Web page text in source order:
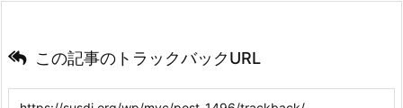
この記事のトラックバックURL